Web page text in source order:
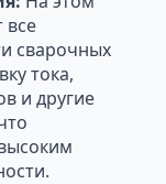
все
сварочных
тока,
и другие